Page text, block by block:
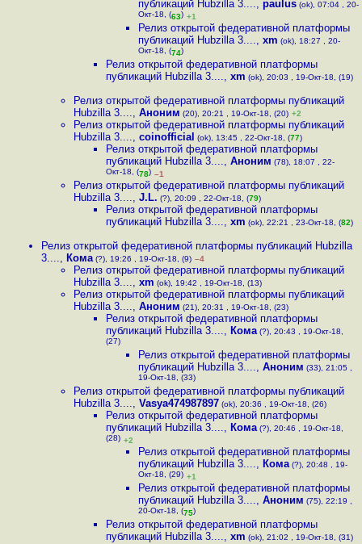
публикаций Hubzilla 3...., paulus (ok), 07:04 , 20-
Окт-18, (63) +1
Релиз открытой федеративной платформы
публикаций Hubzilla 3...., xm (ok), 18:27 , 20-
Окт-18, (74)
Релиз открытой федеративной платформы
публикаций Hubzilla 3...., xm (ok), 20:03 , 19-Окт-18, (19)
Релиз открытой федеративной платформы публикаций
Hubzilla 3...., Аноним (20), 20:21 , 19-Окт-18, (20) +2
Релиз открытой федеративной платформы публикаций
Hubzilla 3...., coinofficial (ok), 13:45 , 22-Окт-18, (77)
Релиз открытой федеративной платформы
публикаций Hubzilla 3...., Аноним (78), 18:07 , 22-
Окт-18, (78) –1
Релиз открытой федеративной платформы публикаций
Hubzilla 3...., J.L. (?), 20:09 , 22-Окт-18, (79)
Релиз открытой федеративной платформы
публикаций Hubzilla 3...., xm (ok), 22:21 , 23-Окт-18, (82)
Релиз открытой федеративной платформы публикаций Hubzilla
3...., Кома (?), 19:26 , 19-Окт-18, (9) –4
Релиз открытой федеративной платформы публикаций
Hubzilla 3...., xm (ok), 19:42 , 19-Окт-18, (13)
Релиз открытой федеративной платформы публикаций
Hubzilla 3...., Аноним (21), 20:31 , 19-Окт-18, (23)
Релиз открытой федеративной платформы
публикаций Hubzilla 3...., Кома (?), 20:43 , 19-Окт-18,
(27)
Релиз открытой федеративной платформы
публикаций Hubzilla 3...., Аноним (33), 21:05 ,
19-Окт-18, (33)
Релиз открытой федеративной платформы публикаций
Hubzilla 3...., Vasya474987897 (ok), 20:36 , 19-Окт-18, (26)
Релиз открытой федеративной платформы
публикаций Hubzilla 3...., Кома (?), 20:46 , 19-Окт-18,
(28) +2
Релиз открытой федеративной платформы
публикаций Hubzilla 3...., Кома (?), 20:48 , 19-
Окт-18, (29) +1
Релиз открытой федеративной платформы
публикаций Hubzilla 3...., Аноним (75), 22:19 ,
20-Окт-18, (75)
Релиз открытой федеративной платформы
публикаций Hubzilla 3...., xm (ok), 21:02 , 19-Окт-18, (31)